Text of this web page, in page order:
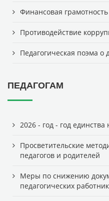
Финансовая грамотность
Противодействие
Педагогическая поэма о
ПЕДАГОГАМ
2026 - год - год единства
Просветительские
педагогов и родителей
Меры по снижению
педагогических